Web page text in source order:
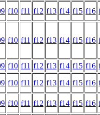
f10 f11 f12 f13 f14 f15 f16
f10 f11 f12 f13 f14 f15 f16
f10 f11 f12 f13 f14 f15 f16
f10 f11 f12 f13 f14 f15 f16
f10 f11 f12 f13 f14 f15 f16